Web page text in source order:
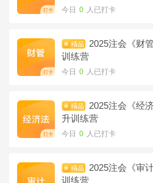
夺分营
夺分营
2025注会《战
夺分营
今日 0 人已打卡
2025注会《财
训练营
今日 0 人已打卡
2025注会《经
升训练营
今日 0 人已打卡
2025注会《审
训练营